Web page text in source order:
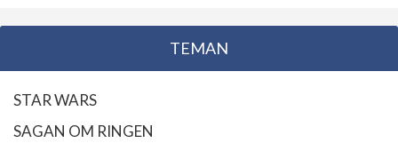
TEMAN
STAR WARS
SAGAN OM RINGEN